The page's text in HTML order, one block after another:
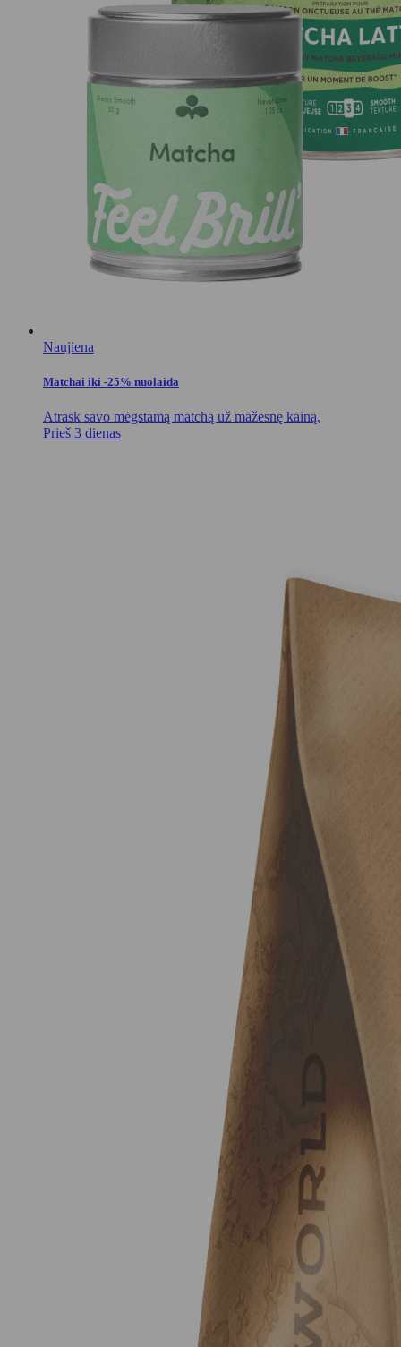
Naujiena
Matchai iki -25% nuolaida
Atrask savo mėgstamą matchą už mažesnę kainą.
Prieš 3 dienas